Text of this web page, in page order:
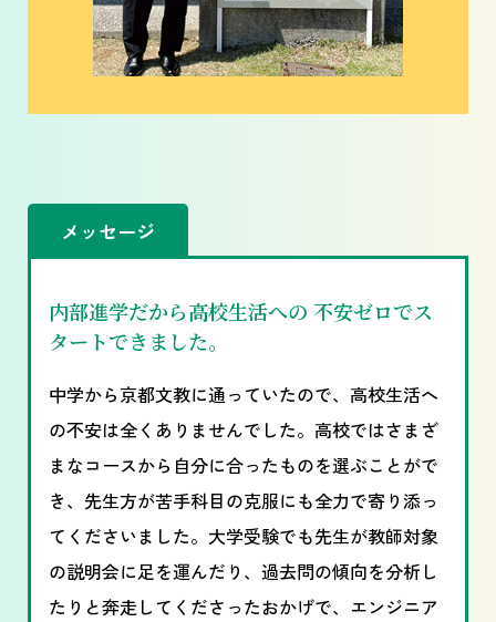
メッセージ
内部進学だから高校生活への 不安ゼロでス
タートできました。
中学から京都文教に通っていたので、高校生活へ
の不安は全くありませんでした。高校ではさまざ
まなコースから自分に合ったものを選ぶことがで
き、先生方が苦手科目の克服にも全力で寄り添っ
てくださいました。大学受験でも先生が教師対象
の説明会に足を運んだり、過去問の傾向を分析し
たりと奔走してくださったおかげで、エンジニア